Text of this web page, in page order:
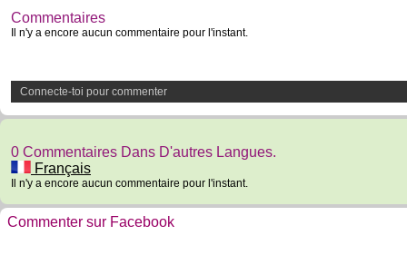
Commentaires
Il n'y a encore aucun commentaire pour l'instant.
Connecte-toi pour commenter
0 Commentaires Dans D'autres Langues.
Français
Il n'y a encore aucun commentaire pour l'instant.
Commenter sur Facebook